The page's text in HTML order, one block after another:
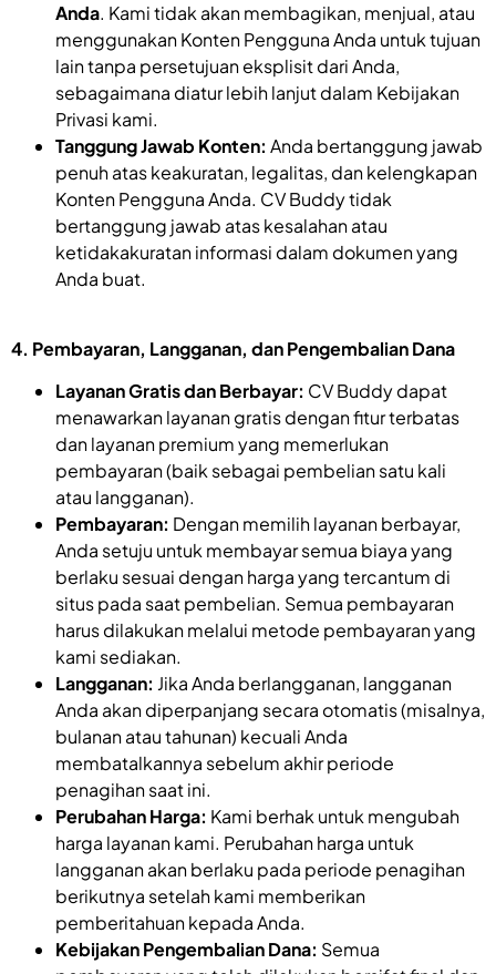
Anda. Kami tidak akan membagikan, menjual, atau
menggunakan Konten Pengguna Anda untuk tujuan
lain tanpa persetujuan eksplisit dari Anda,
sebagaimana diatur lebih lanjut dalam Kebijakan
Privasi kami.
Tanggung Jawab Konten: Anda bertanggung jawab
penuh atas keakuratan, legalitas, dan kelengkapan
Konten Pengguna Anda. CV Buddy tidak
bertanggung jawab atas kesalahan atau
ketidakakuratan informasi dalam dokumen yang
Anda buat.
4. Pembayaran, Langganan, dan Pengembalian Dana
Layanan Gratis dan Berbayar: CV Buddy dapat
menawarkan layanan gratis dengan fitur terbatas
dan layanan premium yang memerlukan
pembayaran (baik sebagai pembelian satu kali
atau langganan).
Pembayaran: Dengan memilih layanan berbayar,
Anda setuju untuk membayar semua biaya yang
berlaku sesuai dengan harga yang tercantum di
situs pada saat pembelian. Semua pembayaran
harus dilakukan melalui metode pembayaran yang
kami sediakan.
Langganan: Jika Anda berlangganan, langganan
Anda akan diperpanjang secara otomatis (misalnya,
bulanan atau tahunan) kecuali Anda
membatalkannya sebelum akhir periode
penagihan saat ini.
Perubahan Harga: Kami berhak untuk mengubah
harga layanan kami. Perubahan harga untuk
langganan akan berlaku pada periode penagihan
berikutnya setelah kami memberikan
pemberitahuan kepada Anda.
Kebijakan Pengembalian Dana: Semua